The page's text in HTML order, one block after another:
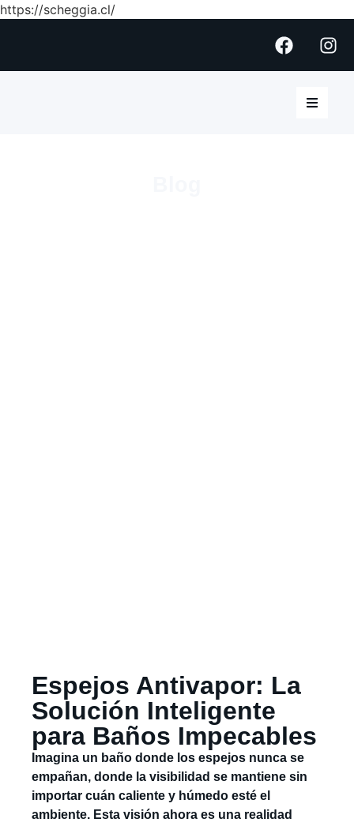
https://scheggia.cl/
Espejos Antivapor: La
Solución Inteligente
para Baños Impecables
Imagina un baño donde los espejos nunca se
empañan, donde la visibilidad se mantiene sin
importar cuán caliente y húmedo esté el
ambiente. Esta visión ahora es una realidad